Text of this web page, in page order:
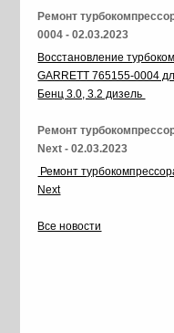
Ремонт
0004 - 02.03.2023
Восстановление
GARRETT 765155-0004
Бенц 3.0, 3.2 дизель
Ремонт
Next - 02.03.2023
Ремонт
Next
Все новости